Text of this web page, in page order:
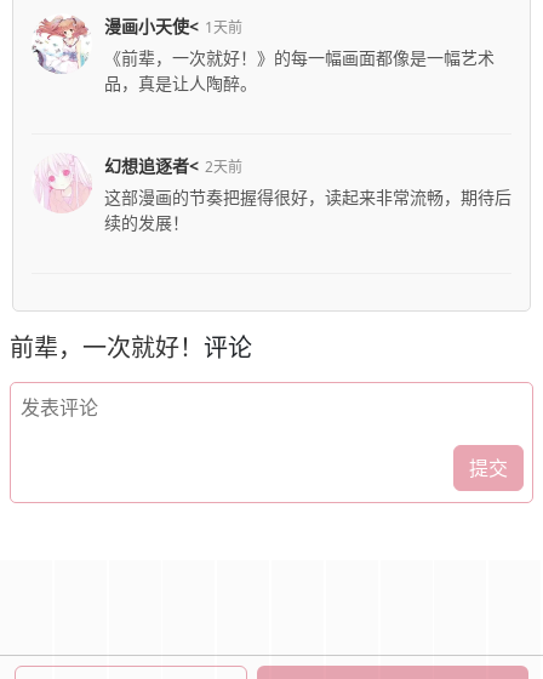
漫画小天使< 1天前
《前辈，一次就好！》的每一幅画面都像是一幅艺术
品，真是让人陶醉。
幻想追逐者< 2天前
这部漫画的节奏把握得很好，读起来非常流畅，期待后
续的发展！
前辈，一次就好！ 评论
提交